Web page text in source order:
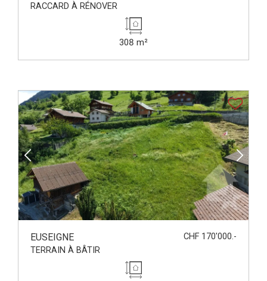
RACCARD À RÉNOVER
308 m²
EUSEIGNE
CHF 170'000.-
TERRAIN À BÂTIR